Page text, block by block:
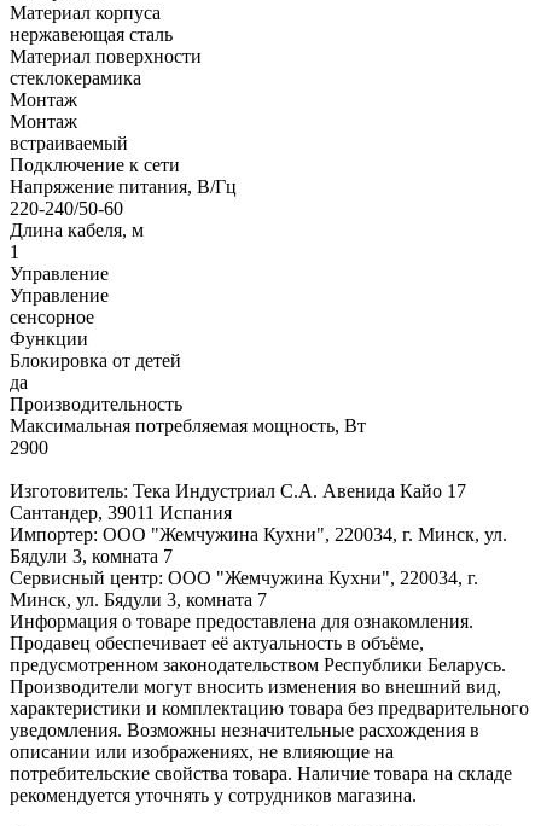
Материал корпуса
нержавеющая сталь
Материал поверхности
стеклокерамика
Монтаж
Монтаж
встраиваемый
Подключение к сети
Напряжение питания, В/Гц
220-240/50-60
Длина кабеля, м
1
Управление
Управление
сенсорное
Функции
Блокировка от детей
да
Производительность
Максимальная потребляемая мощность, Вт
2900
Изготовитель: Тека Индустриал С.А. Авенида Кайо 17
Сантандер, 39011 Испания
Импортер: ООО "Жемчужина Кухни", 220034, г. Минск, ул.
Бядули 3, комната 7
Сервисный центр: ООО "Жемчужина Кухни", 220034, г.
Минск, ул. Бядули 3, комната 7
Информация о товаре предоставлена для ознакомления.
Продавец обеспечивает её актуальность в объёме,
предусмотренном законодательством Республики Беларусь.
Производители могут вносить изменения во внешний вид,
характеристики и комплектацию товара без предварительного
уведомления. Возможны незначительные расхождения в
описании или изображениях, не влияющие на
потребительские свойства товара. Наличие товара на складе
рекомендуется уточнять у сотрудников магазина.